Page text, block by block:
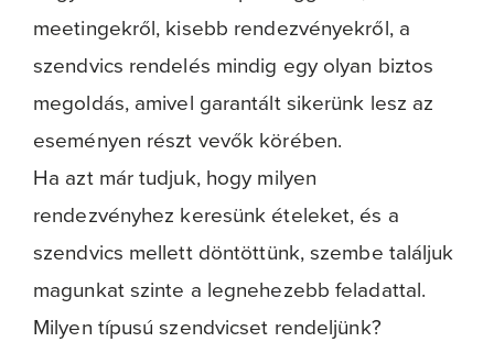
meetingekről, kisebb rendezvényekről, a
szendvics rendelés mindig egy olyan biztos
megoldás, amivel garantált sikerünk lesz az
eseményen részt vevők körében.
Ha azt már tudjuk, hogy milyen
rendezvényhez keresünk ételeket, és a
szendvics mellett döntöttünk, szembe találjuk
magunkat szinte a legnehezebb feladattal.
Milyen típusú szendvicset rendeljünk?